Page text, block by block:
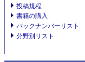
投稿規程
書籍の購入
バックナンバーリスト
分野別リスト